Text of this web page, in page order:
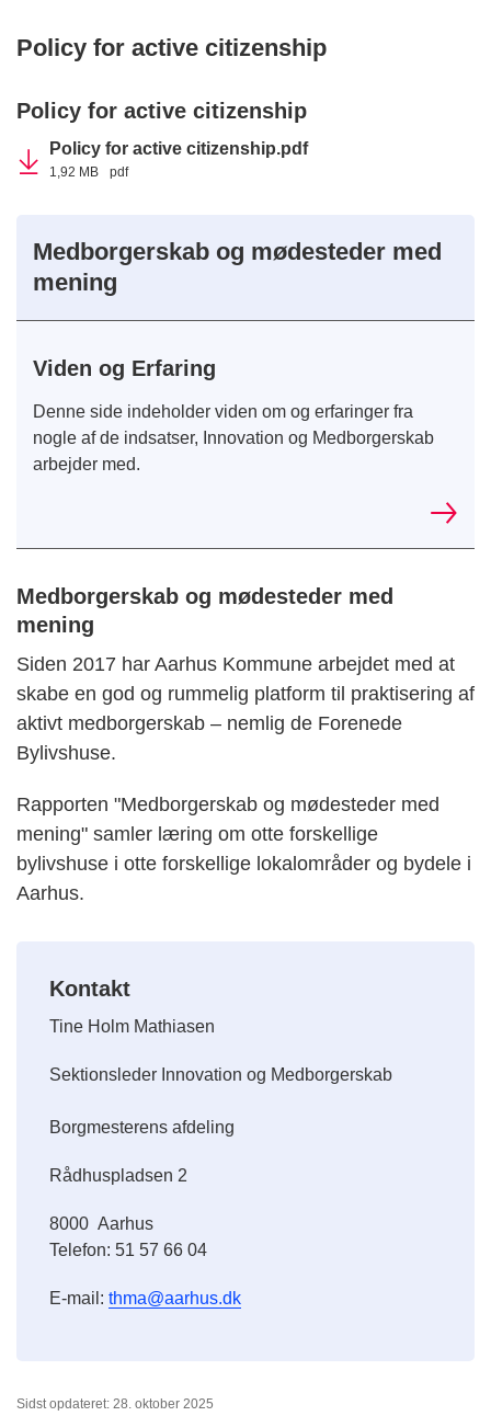
Policy for active citizenship
Policy for active citizenship
Policy for active citizenship.pdf
1,92 MB pdf
Medborgerskab og mødesteder med
mening
Viden og Erfaring
Denne side indeholder viden om og erfaringer fra
nogle af de indsatser, Innovation og Medborgerskab
arbejder med.
Medborgerskab og mødesteder med
mening
Siden 2017 har Aarhus Kommune arbejdet med at
skabe en god og rummelig platform til praktisering af
aktivt medborgerskab – nemlig de Forenede
Bylivshuse.
Rapporten "Medborgerskab og mødesteder med
mening" samler læring om otte forskellige
bylivshuse i otte forskellige lokalområder og bydele i
Aarhus.
Kontakt
Tine Holm Mathiasen
Sektionsleder Innovation og Medborgerskab
Borgmesterens afdeling
Rådhuspladsen 2
8000 Aarhus
Telefon: 51 57 66 04
E-mail: thma@aarhus.dk
Sidst opdateret: 28. oktober 2025